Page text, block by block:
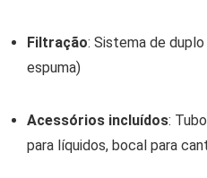
Filtração: Sistema de
espuma)
Acessórios incluídos:
para líquidos, bocal para